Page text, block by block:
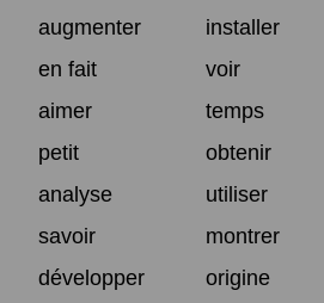
augmenter
installer
en fait
voir
aimer
temps
petit
obtenir
analyse
utiliser
savoir
montrer
développer
origine